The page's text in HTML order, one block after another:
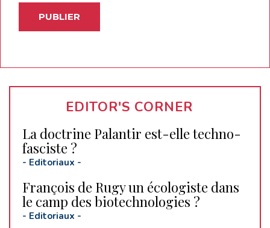
EDITOR'S CORNER
La doctrine Palantir est-elle techno-
fasciste ?
- Editoriaux -
François de Rugy un écologiste dans
le camp des biotechnologies ?
- Editoriaux -